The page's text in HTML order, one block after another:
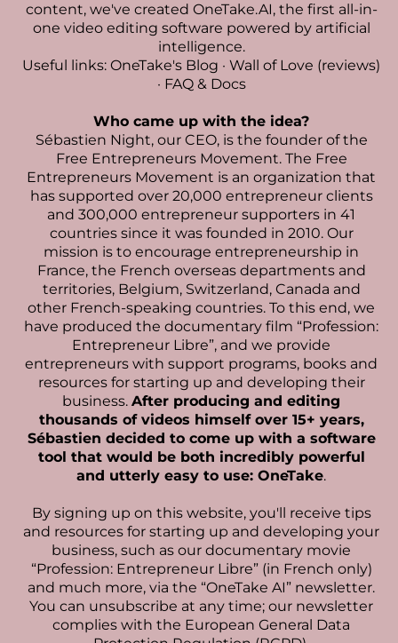
content, we've created OneTake.AI, the first all-in-
one video editing software powered by artificial
intelligence.
Useful links: OneTake's Blog · Wall of Love (reviews)
· FAQ & Docs
Who came up with the idea?
Sébastien Night, our CEO, is the founder of the
Free Entrepreneurs Movement. The Free
Entrepreneurs Movement is an organization that
has supported over 20,000 entrepreneur clients
and 300,000 entrepreneur supporters in 41
countries since it was founded in 2010. Our
mission is to encourage entrepreneurship in
France, the French overseas departments and
territories, Belgium, Switzerland, Canada and
other French-speaking countries. To this end, we
have produced the documentary film “Profession:
Entrepreneur Libre”, and we provide
entrepreneurs with support programs, books and
resources for starting up and developing their
business. After producing and editing
thousands of videos himself over 15+ years,
Sébastien decided to come up with a software
tool that would be both incredibly powerful
and utterly easy to use: OneTake.
By signing up on this website, you'll receive tips
and resources for starting up and developing your
business, such as our documentary movie
“Profession: Entrepreneur Libre” (in French only)
and much more, via the “OneTake AI” newsletter.
You can unsubscribe at any time; our newsletter
complies with the European General Data